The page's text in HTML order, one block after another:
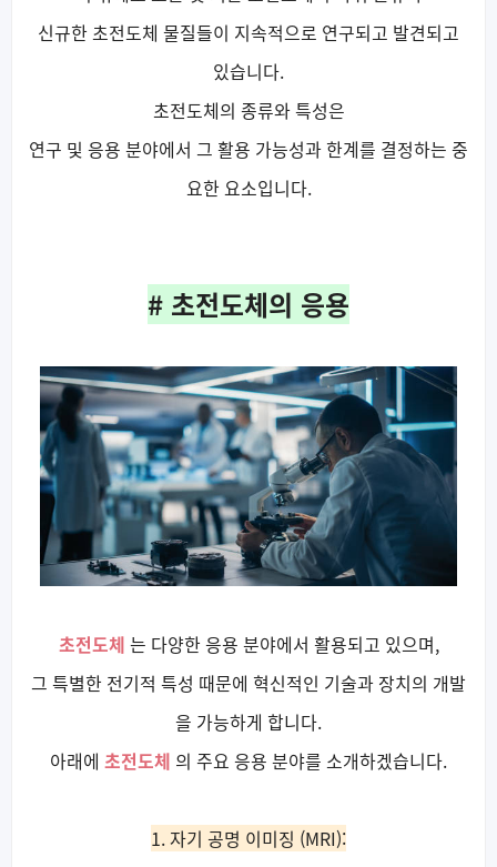
신규한 초전도체 물질들이 지속적으로 연구되고 발견되고
있습니다.
초전도체의 종류와 특성은
연구 및 응용 분야에서 그 활용 가능성과 한계를 결정하는 중
요한 요소입니다.
# 초전도체의 응용
초전도체 는 다양한 응용 분야에서 활용되고 있으며,
그 특별한 전기적 특성 때문에 혁신적인 기술과 장치의 개발
을 가능하게 합니다.
아래에 초전도체 의 주요 응용 분야를 소개하겠습니다.
1. 자기 공명 이미징 (MRI):